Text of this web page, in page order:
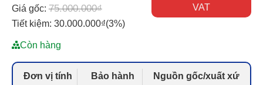
VAT
Giá gốc:75.000.000₫
Tiết kiệm: 30.000.000₫(3%)
Còn hàng
Đơn vị tính
Bảo hành
Nguồn gốc/xuất xứ